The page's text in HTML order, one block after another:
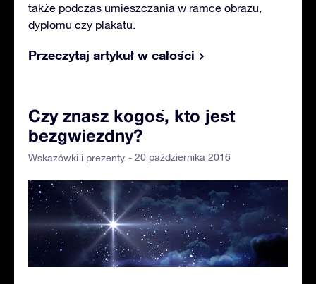
także podczas umieszczania w ramce obrazu,
dyplomu czy plakatu.
Przeczytaj artykuł w całości
Czy znasz kogoś, kto jest
bezgwiezdny?
Wskazówki i prezenty - 20 października 2016